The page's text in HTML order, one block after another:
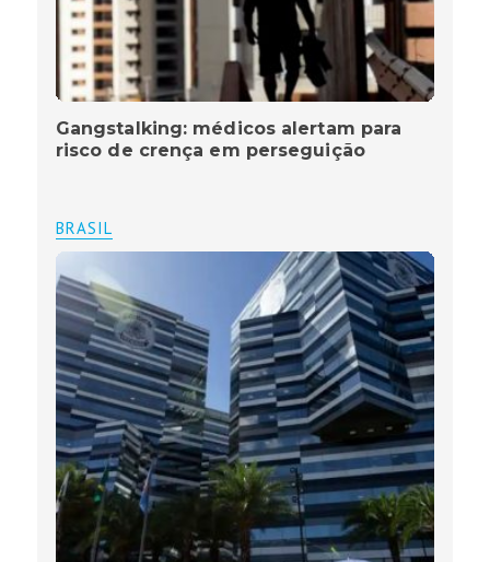
Gangstalking: médicos alertam para
risco de crença em perseguição
BRASIL